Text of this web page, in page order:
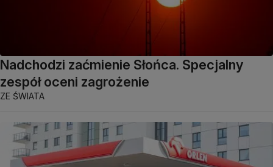
Nadchodzi zaćmienie Słońca. Specjalny
zespół oceni zagrożenie
ZE ŚWIATA